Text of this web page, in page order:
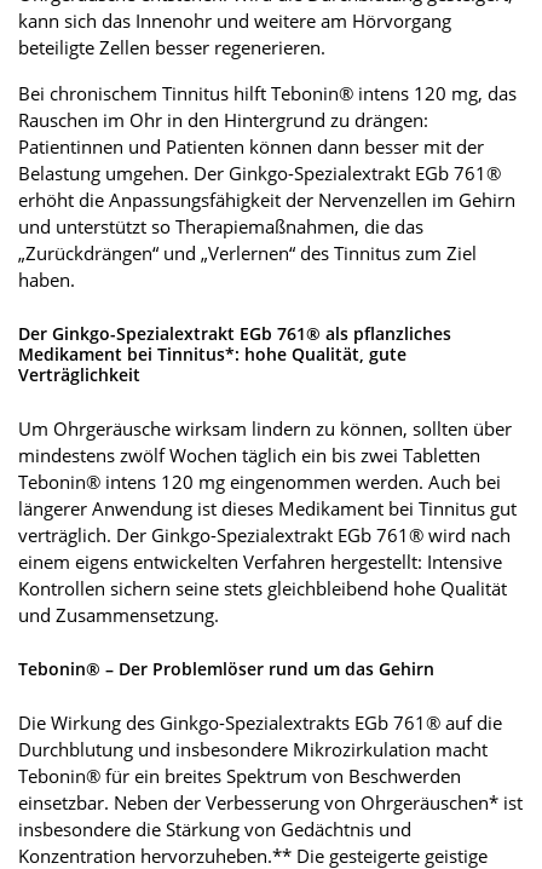
kann sich das Innenohr und weitere am Hörvorgang
beteiligte Zellen besser regenerieren.
Bei chronischem Tinnitus hilft Tebonin® intens 120 mg, das
Rauschen im Ohr in den Hintergrund zu drängen:
Patientinnen und Patienten können dann besser mit der
Belastung umgehen. Der Ginkgo-Spezialextrakt EGb 761®
erhöht die Anpassungsfähigkeit der Nervenzellen im Gehirn
und unterstützt so Therapiemaßnahmen, die das
„Zurückdrängen“ und „Verlernen“ des Tinnitus zum Ziel
haben.
Der Ginkgo-Spezialextrakt EGb 761® als pflanzliches
Medikament bei Tinnitus*: hohe Qualität, gute
Verträglichkeit
Um Ohrgeräusche wirksam lindern zu können, sollten über
mindestens zwölf Wochen täglich ein bis zwei Tabletten
Tebonin® intens 120 mg eingenommen werden. Auch bei
längerer Anwendung ist dieses Medikament bei Tinnitus gut
verträglich. Der Ginkgo-Spezialextrakt EGb 761® wird nach
einem eigens entwickelten Verfahren hergestellt: Intensive
Kontrollen sichern seine stets gleichbleibend hohe Qualität
und Zusammensetzung.
Tebonin® – Der Problemlöser rund um das Gehirn
Die Wirkung des Ginkgo-Spezialextrakts EGb 761® auf die
Durchblutung und insbesondere Mikrozirkulation macht
Tebonin® für ein breites Spektrum von Beschwerden
einsetzbar. Neben der Verbesserung von Ohrgeräuschen* ist
insbesondere die Stärkung von Gedächtnis und
Konzentration hervorzuheben.** Die gesteigerte geistige